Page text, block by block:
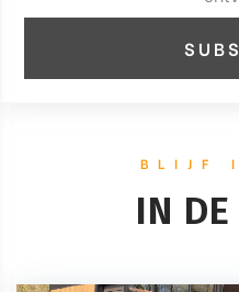
BLIJF
IN DE